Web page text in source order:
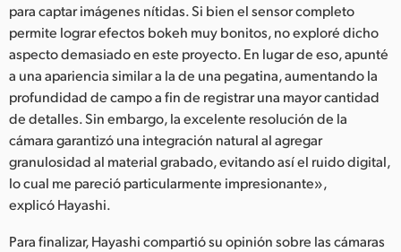
para captar imágenes nítidas. Si bien el sensor completo
permite lograr efectos bokeh muy bonitos, no exploré dicho
aspecto demasiado en este proyecto. En lugar de eso, apunté
a una apariencia similar a la de una pegatina, aumentando la
profundidad de campo a fin de registrar una mayor cantidad
de detalles. Sin embargo, la excelente resolución de la
cámara garantizó una integración natural al agregar
granulosidad al material grabado, evitando así el ruido digital,
lo cual me pareció particularmente impresionante»,
explicó Hayashi.
Para finalizar, Hayashi compartió su opinión sobre las cámaras